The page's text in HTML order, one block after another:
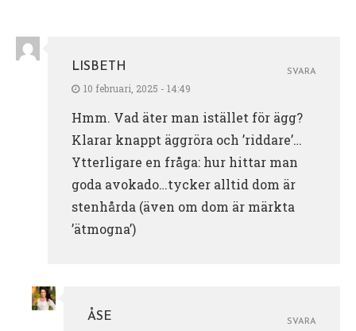
LISBETH
10 februari, 2025 - 14:49
Hmm. Vad äter man istället för ägg?
Klarar knappt äggröra och ’riddare’…
Ytterligare en fråga: hur hittar man
goda avokado…tycker alltid dom är
stenhårda (även om dom är märkta
’ätmogna’)
SVARA
ÅSE
SVARA